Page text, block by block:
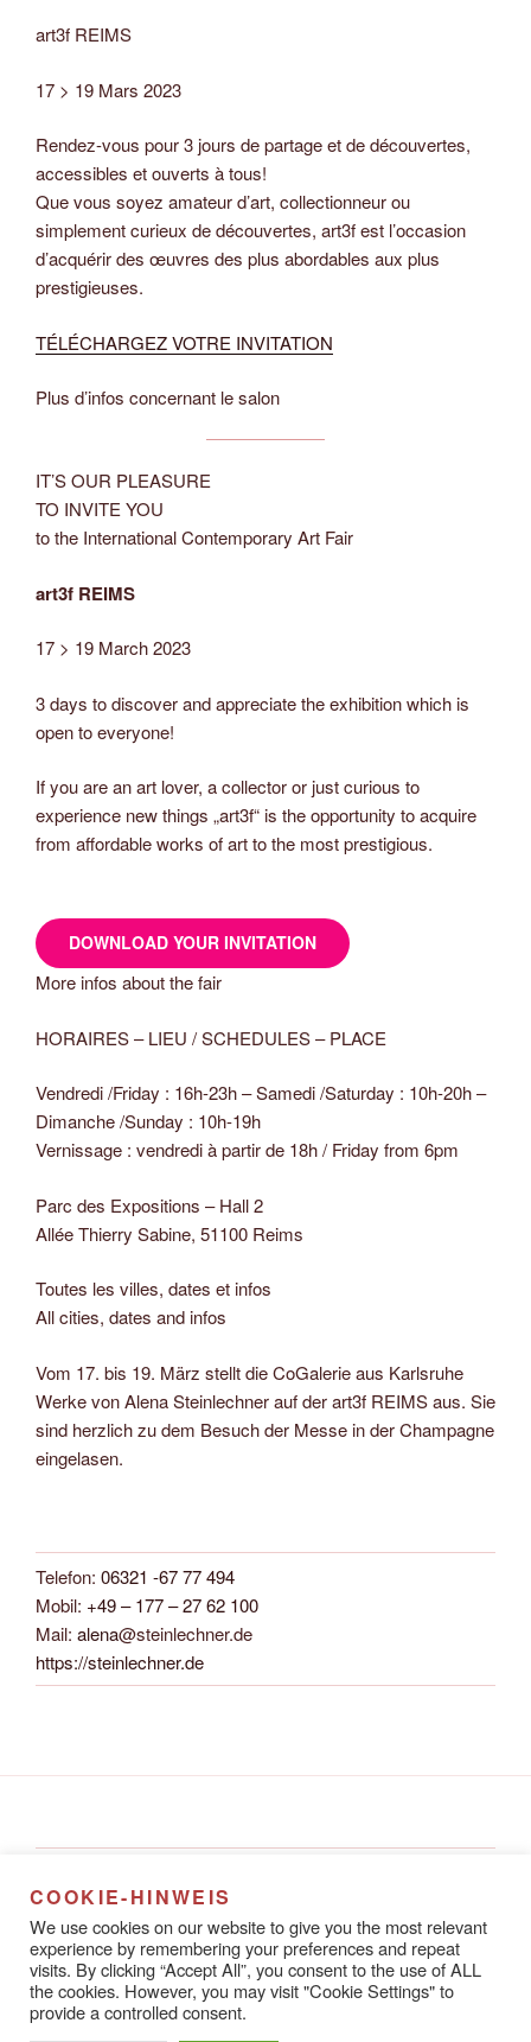
art3f REIMS
17 > 19 Mars 2023
Rendez-vous pour 3 jours de partage et de découvertes,
accessibles et ouverts à tous!
Que vous soyez amateur d’art, collectionneur ou
simplement curieux de découvertes, art3f est l’occasion
d’acquérir des œuvres des plus abordables aux plus
prestigieuses.
TÉLÉCHARGEZ VOTRE INVITATION
Plus d’infos concernant le salon
IT’S OUR PLEASURE
TO INVITE YOU
to the International Contemporary Art Fair
art3f REIMS
17 > 19 March 2023
3 days to discover and appreciate the exhibition which is
open to everyone!
If you are an art lover, a collector or just curious to
experience new things „art3f“ is the opportunity to acquire
from affordable works of art to the most prestigious.
DOWNLOAD YOUR INVITATION
More infos about the fair
HORAIRES – LIEU / SCHEDULES – PLACE
Vendredi /Friday : 16h-23h – Samedi /Saturday : 10h-20h –
Dimanche /Sunday : 10h-19h
Vernissage : vendredi à partir de 18h / Friday from 6pm
Parc des Expositions – Hall 2
Allée Thierry Sabine, 51100 Reims
Toutes les villes, dates et infos
All cities, dates and infos
Vom 17. bis 19. März stellt die CoGalerie aus Karlsruhe
Werke von Alena Steinlechner auf der art3f REIMS aus. Sie
sind herzlich zu dem Besuch der Messe in der Champagne
eingelasen.
Telefon: 06321 -67 77 494
Mobil: +49 – 177 – 27 62 100
Mail: alena@steinlechner.de
https://steinlechner.de
Rathausstraße 8A
67433 Neustadt an der Weinstraße
COOKIE-HINWEIS
We use cookies on our website to give you the most relevant
experience by remembering your preferences and repeat
visits. By clicking “Accept All”, you consent to the use of ALL
the cookies. However, you may visit "Cookie Settings" to
provide a controlled consent.